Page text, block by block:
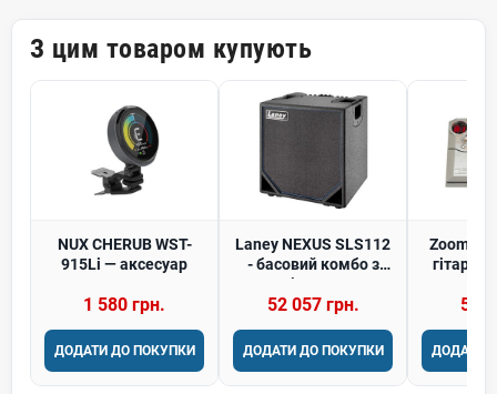
З цим товаром купують
NUX CHERUB WST-
915Li — аксесуар
1 580 грн.
ДОДАТИ ДО ПОКУПКИ
Laney NEXUS SLS112
- басовий комбо з
передпідсилювачем
лампи (Made in UK)
52 057 грн.
ДОДАТИ ДО ПОКУПКИ
Zoom
5
ДОДАТИ